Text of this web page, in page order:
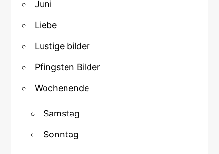
Juni
Liebe
Lustige bilder
Pfingsten Bilder
Wochenende
Samstag
Sonntag